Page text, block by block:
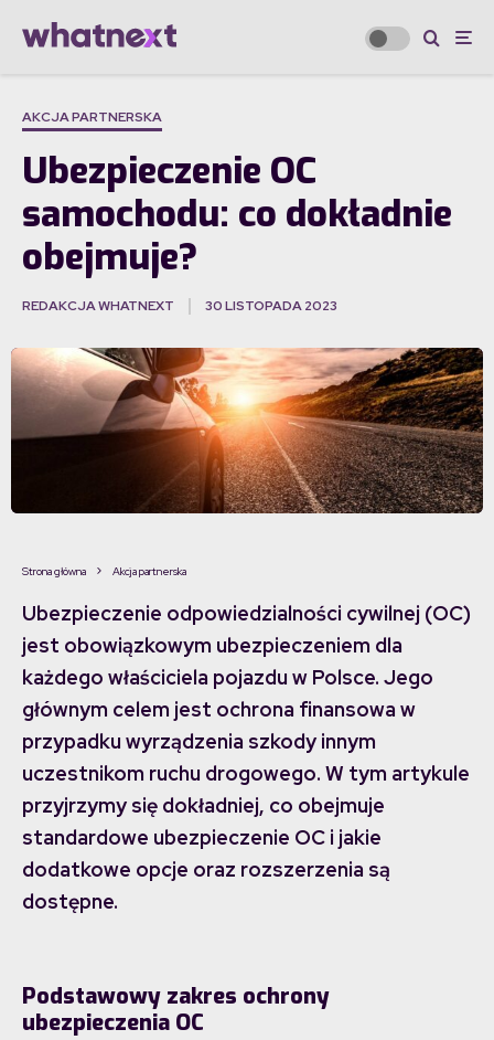
AKCJA PARTNERSKA
Ubezpieczenie OC
samochodu: co dokładnie
obejmuje?
REDAKCJA WHATNEXT 30 LISTOPADA 2023
Strona główna Akcja partnerska
Ubezpieczenie odpowiedzialności cywilnej (OC)
jest obowiązkowym ubezpieczeniem dla
każdego właściciela pojazdu w Polsce. Jego
głównym celem jest ochrona finansowa w
przypadku wyrządzenia szkody innym
uczestnikom ruchu drogowego. W tym artykule
przyjrzymy się dokładniej, co obejmuje
standardowe ubezpieczenie OC i jakie
dodatkowe opcje oraz rozszerzenia są
dostępne.
Podstawowy zakres ochrony
ubezpieczenia OC